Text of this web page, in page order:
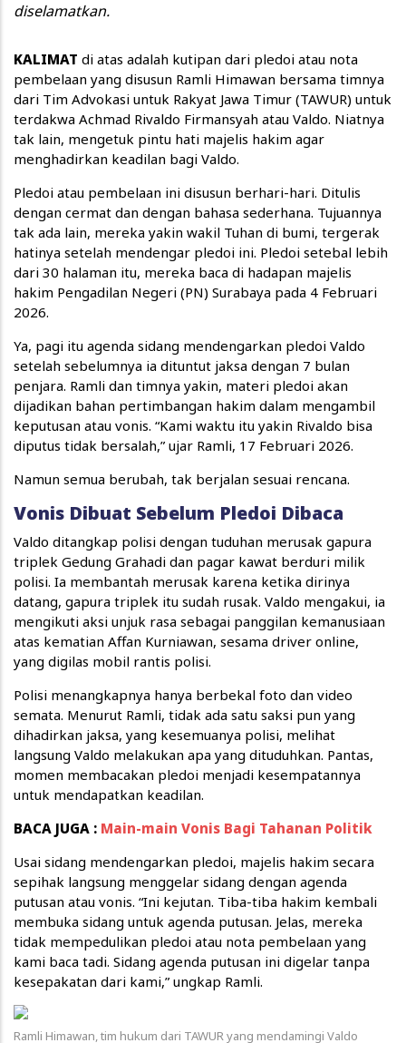
diselamatkan.
KALIMAT di atas adalah kutipan dari pledoi atau nota
pembelaan yang disusun Ramli Himawan bersama timnya
dari Tim Advokasi untuk Rakyat Jawa Timur (TAWUR) untuk
terdakwa Achmad Rivaldo Firmansyah atau Valdo. Niatnya
tak lain, mengetuk pintu hati majelis hakim agar
menghadirkan keadilan bagi Valdo.
Pledoi atau pembelaan ini disusun berhari-hari. Ditulis
dengan cermat dan dengan bahasa sederhana. Tujuannya
tak ada lain, mereka yakin wakil Tuhan di bumi, tergerak
hatinya setelah mendengar pledoi ini. Pledoi setebal lebih
dari 30 halaman itu, mereka baca di hadapan majelis
hakim Pengadilan Negeri (PN) Surabaya pada 4 Februari
2026.
Ya, pagi itu agenda sidang mendengarkan pledoi Valdo
setelah sebelumnya ia dituntut jaksa dengan 7 bulan
penjara. Ramli dan timnya yakin, materi pledoi akan
dijadikan bahan pertimbangan hakim dalam mengambil
keputusan atau vonis. “Kami waktu itu yakin Rivaldo bisa
diputus tidak bersalah,” ujar Ramli, 17 Februari 2026.
Namun semua berubah, tak berjalan sesuai rencana.
Vonis Dibuat Sebelum Pledoi Dibaca
Valdo ditangkap polisi dengan tuduhan merusak gapura
triplek Gedung Grahadi dan pagar kawat berduri milik
polisi. Ia membantah merusak karena ketika dirinya
datang, gapura triplek itu sudah rusak. Valdo mengakui, ia
mengikuti aksi unjuk rasa sebagai panggilan kemanusiaan
atas kematian Affan Kurniawan, sesama driver online,
yang digilas mobil rantis polisi.
Polisi menangkapnya hanya berbekal foto dan video
semata. Menurut Ramli, tidak ada satu saksi pun yang
dihadirkan jaksa, yang kesemuanya polisi, melihat
langsung Valdo melakukan apa yang dituduhkan. Pantas,
momen membacakan pledoi menjadi kesempatannya
untuk mendapatkan keadilan.
BACA JUGA : Main-main Vonis Bagi Tahanan Politik
Usai sidang mendengarkan pledoi, majelis hakim secara
sepihak langsung menggelar sidang dengan agenda
putusan atau vonis. “Ini kejutan. Tiba-tiba hakim kembali
membuka sidang untuk agenda putusan. Jelas, mereka
tidak mempedulikan pledoi atau nota pembelaan yang
kami baca tadi. Sidang agenda putusan ini digelar tanpa
kesepakatan dari kami,” ungkap Ramli.
Ramli Himawan, tim hukum dari TAWUR yang mendamingi Valdo